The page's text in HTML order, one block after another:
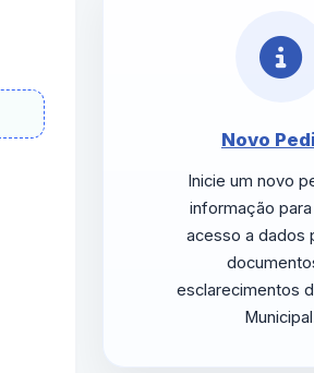
Novo
Inicie um novo
informação
acesso a dados
esclarecimentos